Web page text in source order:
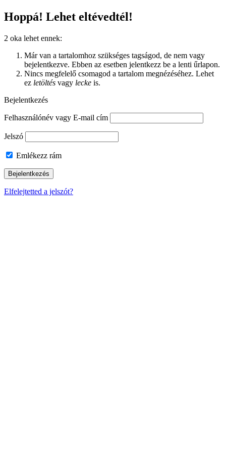
Hoppá! Lehet eltévedtél!
2 oka lehet ennek:
Már van a tartalomhoz szükséges tagságod, de nem vagy
bejelentkezve. Ebben az esetben jelentkezz be a lenti űrlapon.
Nincs megfelelő csomagod a tartalom megnézéséhez. Lehet
ez letöltés vagy lecke is.
Bejelentkezés
Felhasználónév vagy E-mail cím
Jelszó
Emlékezz rám
Elfelejtetted a jelszót?